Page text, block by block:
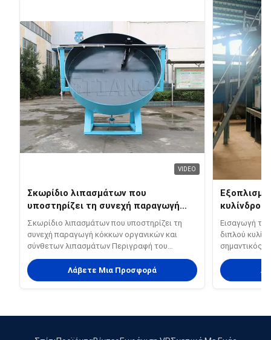
VIDEO
Σκωρίδιο λιπασμάτων που
υποστηρίζει τη συνεχή παραγωγή
κόκκων οργανικών και σύνθετων
λιπασμάτων
Σκωρίδιο λιπασμάτων που υποστηρίζει τη
συνεχή παραγωγή κόκκων οργανικών και
σύνθετων λιπασμάτων Περιγραφή του
προϊόντος: Η μηχανή γκρανιλατήρα
σκουπιδιού γάτας από βεντονίτη και κασσάβα
είναι ένας εξειδικευμένος και
ποιότητας σφα...
Λάβετε Μια Προσφορά
κυλίνδρου
Εισαγωγή
διπλού
σημαντικός
σύνθετων
κόκκουςΟ
granulator
...